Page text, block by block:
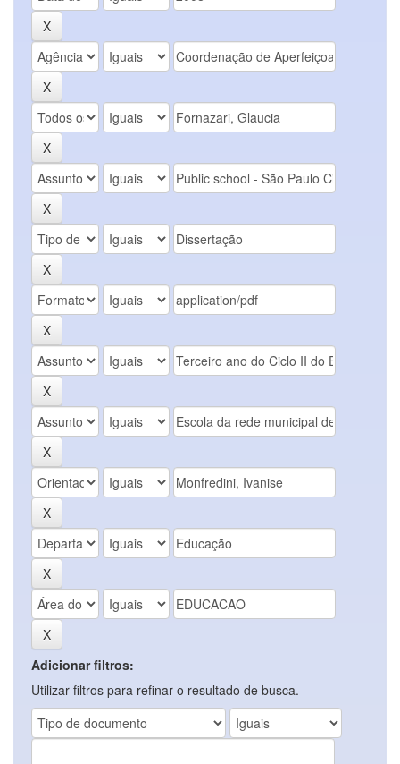
Adicionar filtros:
Utilizar filtros para refinar o resultado de busca.